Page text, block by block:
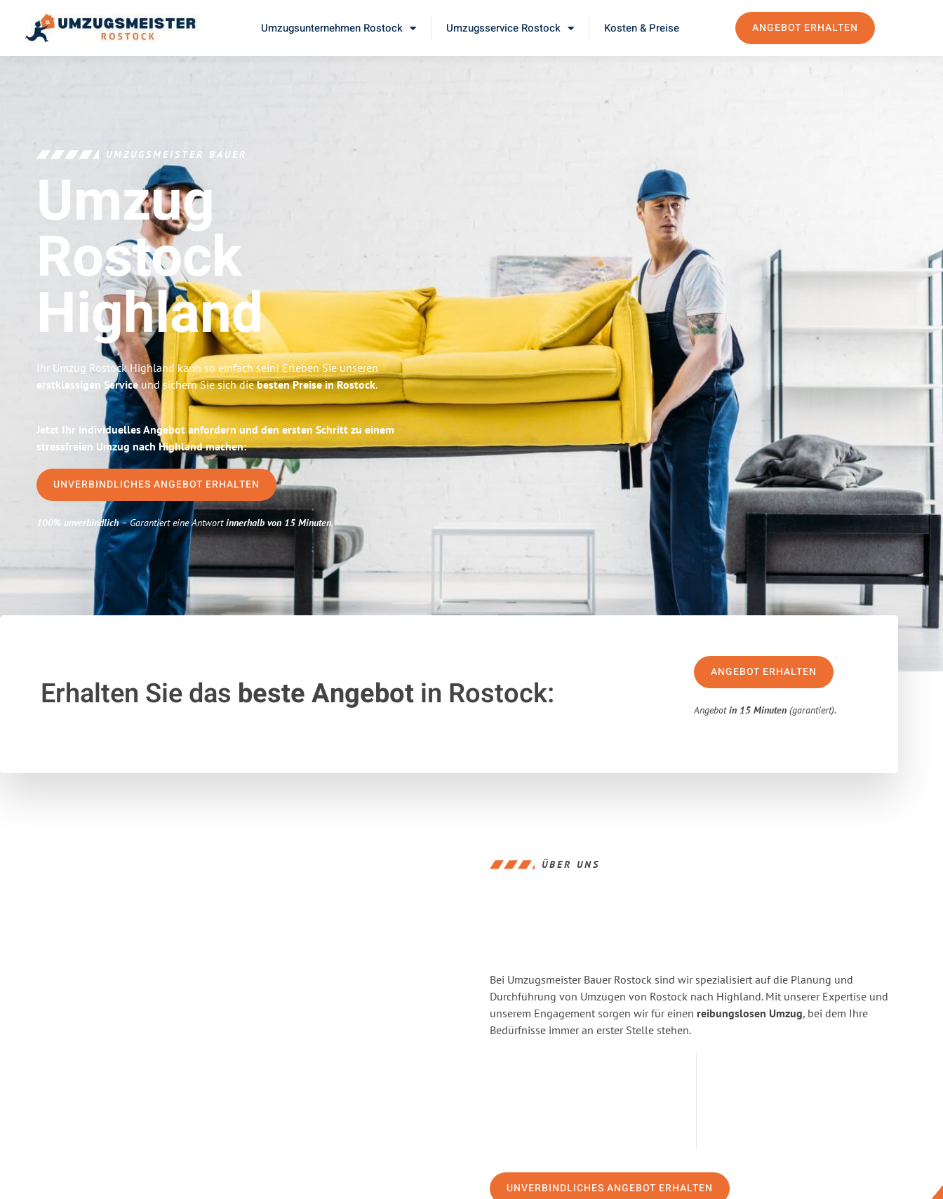
Umzugsunternehmen Rostock Umzugsservice Rostock Kosten & Preise ANGEBOT ERHALTEN
UMZUGSMEISTER BAUER
Umzug
Rostock
Highland
Ihr Umzug Rostock Highland kann so einfach sein! Erleben Sie unseren
erstklassigen Serviceund sichern Sie sich diebesten Preise in Rostock.
Jetzt Ihr individuelles Angebot anfordern und den ersten Schritt zu einem
stressfreien Umzug nach Highland machen:
UNVERBINDLICHES ANGEBOT ERHALTEN
100% unverbindlich– Garantiert eine Antwortinnerhalb von 15 Minuten.
Erhalten Sie das beste Angebotin Rostock:
ANGEBOT ERHALTEN
Angebotin 15 Minuten (garantiert).
ÜBER UNS
Bei Umzugsmeister Bauer Rostock sind wir spezialisiert auf die Planung und
Durchführung von Umzügen von Rostock nach Highland. Mit unserer Expertise und
unserem Engagement sorgen wir für einen reibungslosen Umzug, bei dem Ihre
Bedürfnisse immer an erster Stelle stehen.
UNVERBINDLICHES ANGEBOT ERHALTEN